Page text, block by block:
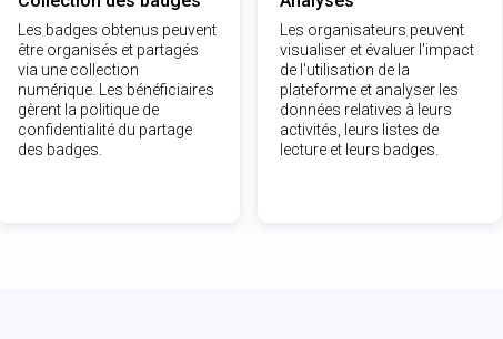
Les badges obtenus peuvent
être organisés et partagés
via une collection
numérique. Les bénéficiaires
gèrent la politique de
confidentialité du partage
des badges.
Les organisateurs peuvent
visualiser et évaluer l'impact
de l'utilisation de la
plateforme et analyser les
données relatives à leurs
activités, leurs listes de
lecture et leurs badges.